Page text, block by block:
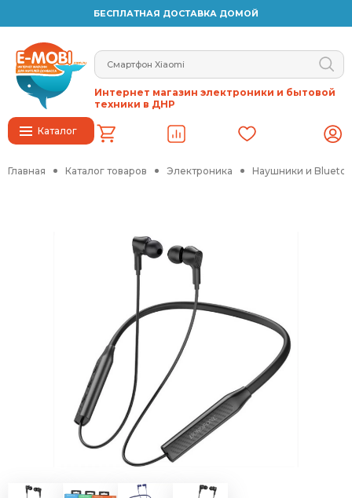
БЕСПЛАТНАЯ ДОСТАВКА ДОМОЙ
Каталог
Интернет магазин электроники и бытовой
техники в ДНР
Главная Каталог товаров Электроника Наушники и